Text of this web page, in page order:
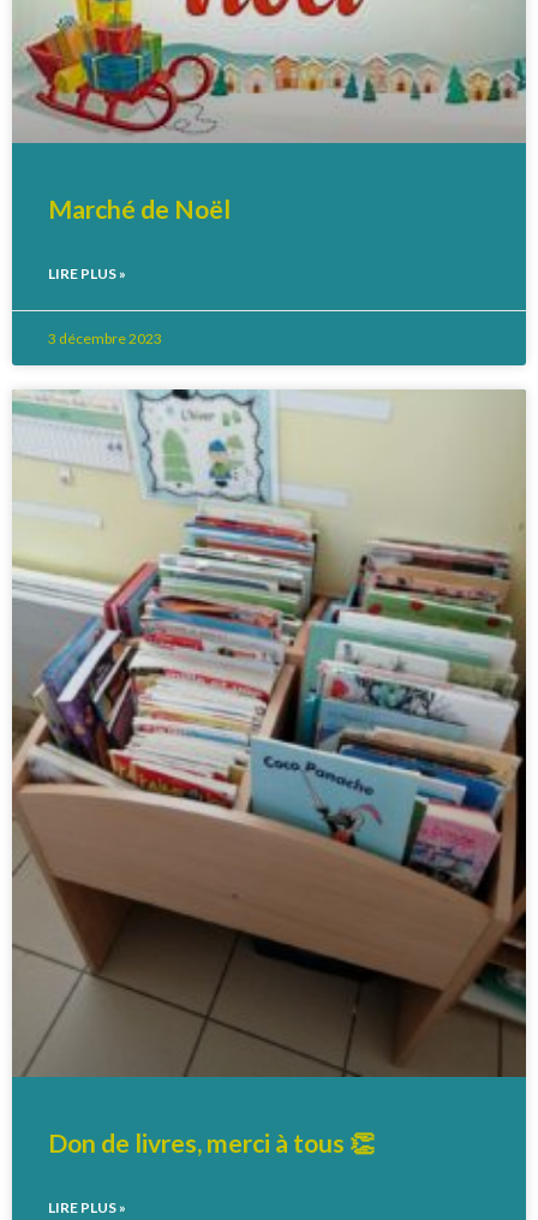
Marché de Noël
LIRE PLUS »
3 décembre 2023
Don de livres, merci à tous 👏
LIRE PLUS »